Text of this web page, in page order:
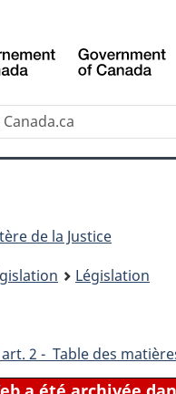
au
contenu
propos
de
la
HTML
simplifiée
de la Justice
Législation
art. 2 - Table des